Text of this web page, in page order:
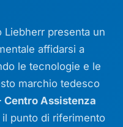
presenta un
affidarsi a
le tecnologie e le
marchio tedesco
Centro Assistenza
il punto di riferimento